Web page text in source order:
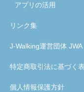
アプリの活用
リンク集
J-Walking運営団体 JWA
特定商取引法に基づく
個人情報保護方針